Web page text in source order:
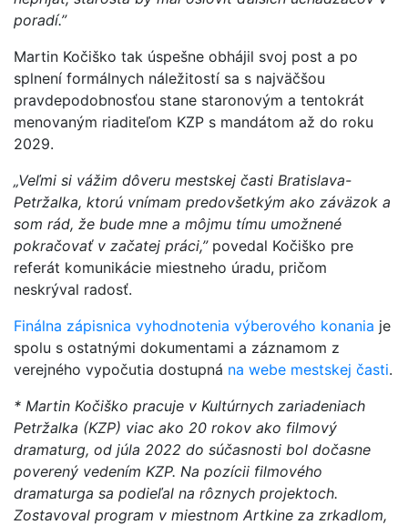
poradí.”
Martin Kočiško tak úspešne obhájil svoj post a po
splnení formálnych náležitostí sa s najväčšou
pravdepodobnosťou stane staronovým a tentokrát
menovaným riaditeľom KZP s mandátom až do roku
2029.
„Veľmi si vážim dôveru mestskej časti Bratislava-
Petržalka, ktorú vnímam predovšetkým ako záväzok a
som rád, že bude mne a môjmu tímu umožnené
pokračovať v začatej práci,” povedal Kočiško pre
referát komunikácie miestneho úradu, pričom
neskrýval radosť.
Finálna zápisnica vyhodnotenia výberového konania je
spolu s ostatnými dokumentami a záznamom z
verejného vypočutia dostupná na webe mestskej časti.
* Martin Kočiško pracuje v Kultúrnych zariadeniach
Petržalka (KZP) viac ako 20 rokov ako filmový
dramaturg, od júla 2022 do súčasnosti bol dočasne
poverený vedením KZP. Na pozícii filmového
dramaturga sa podieľal na rôznych projektoch.
Zostavoval program v miestnom Artkine za zrkadlom,